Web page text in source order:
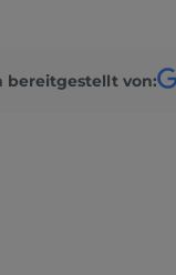
bereitgestellt von: